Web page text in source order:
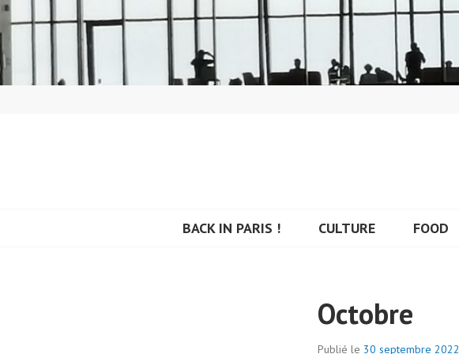
Aller
au
contenu
principal
BACK IN PARIS ! CULTURE FOOD
Octobre
Publié le 30 septembre 2022